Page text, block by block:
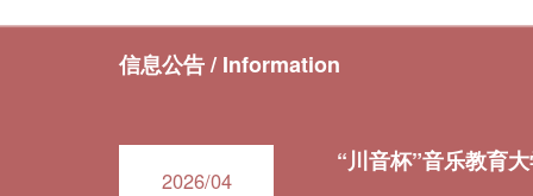
信息公告/ Information
2026/04
“川音杯”音乐教育